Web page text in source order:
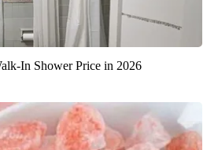
In Shower Price in 2026